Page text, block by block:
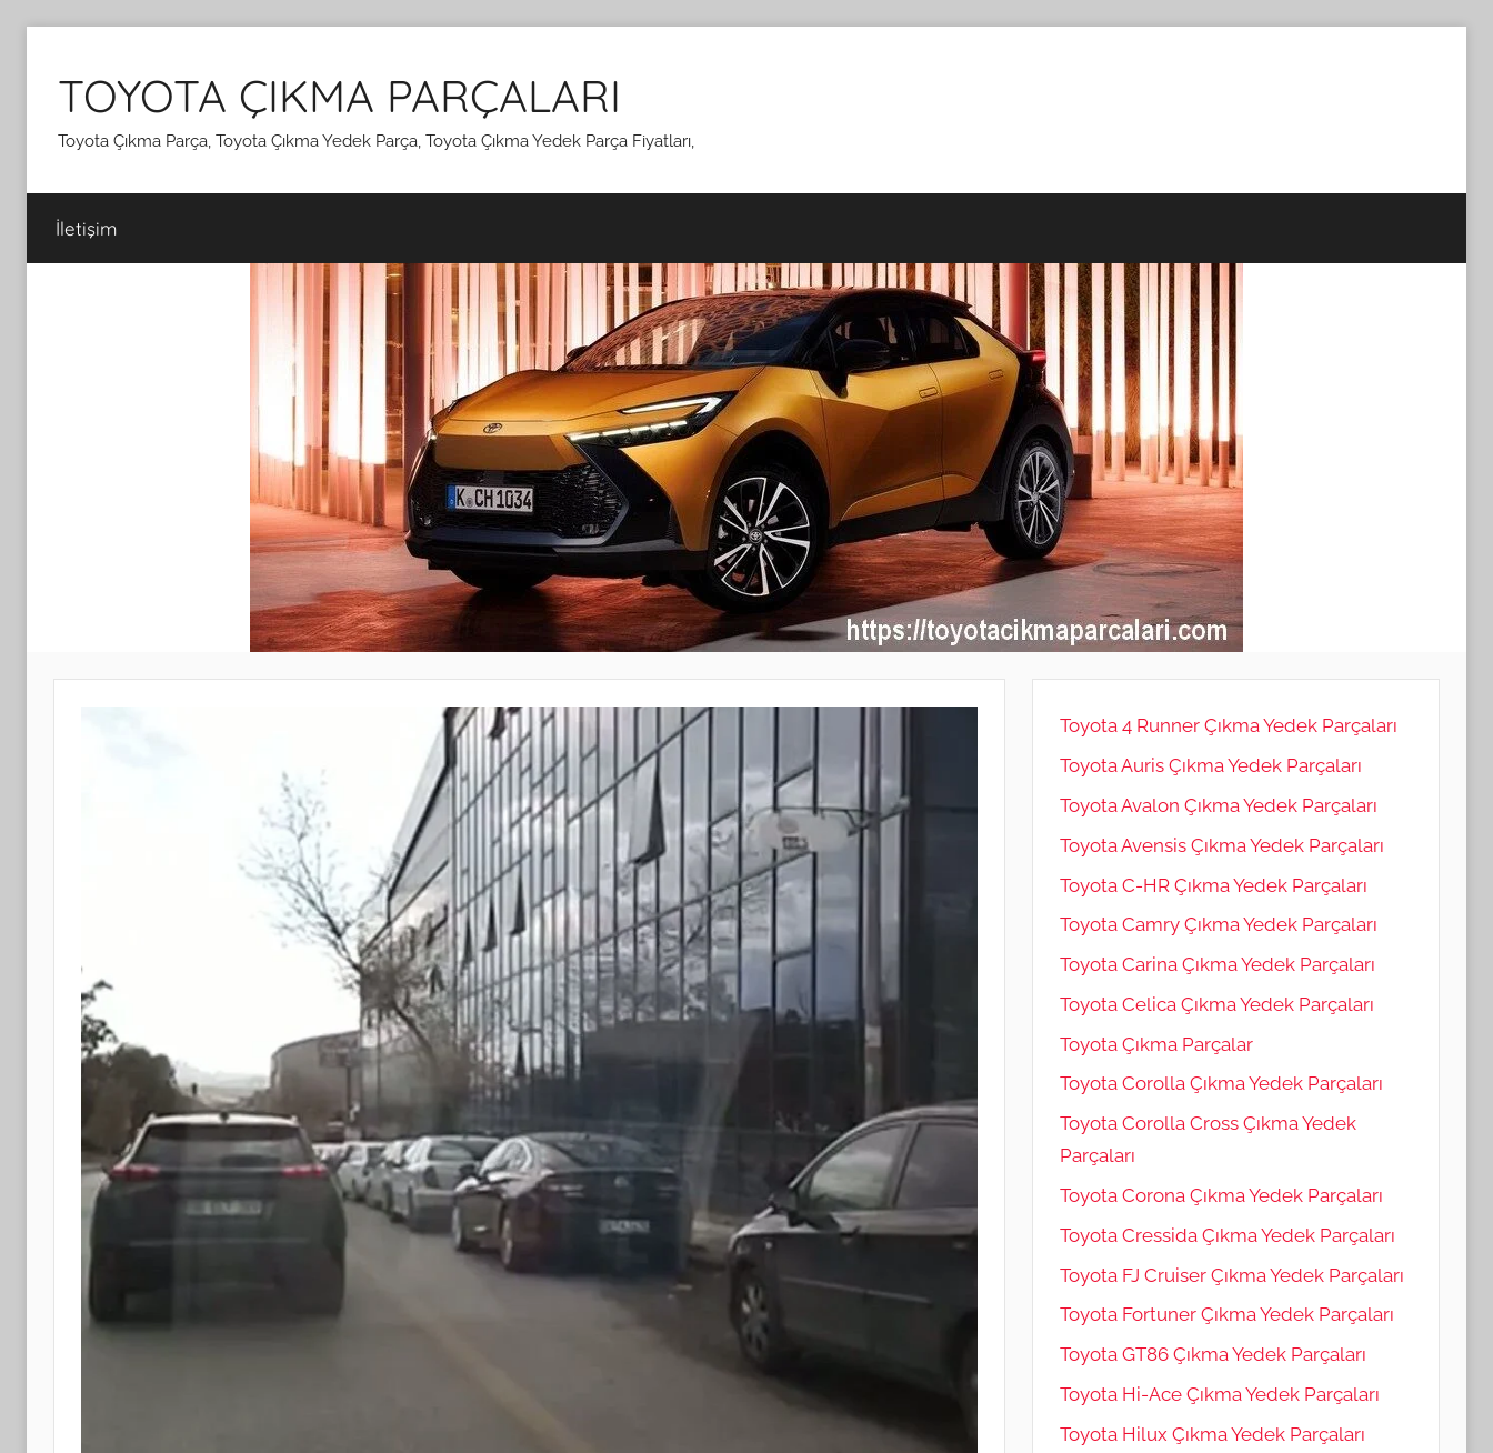
TOYOTA ÇIKMA PARÇALARI
Toyota Çıkma Parça, Toyota Çıkma Yedek Parça, Toyota Çıkma Yedek Parça Fiyatları,
İletişim
Toyota 4 Runner Çıkma Yedek Parçaları
Toyota Auris Çıkma Yedek Parçaları
Toyota Avalon Çıkma Yedek Parçaları
Toyota Avensis Çıkma Yedek Parçaları
Toyota C-HR Çıkma Yedek Parçaları
Toyota Camry Çıkma Yedek Parçaları
Toyota Carina Çıkma Yedek Parçaları
Toyota Celica Çıkma Yedek Parçaları
Toyota Çıkma Parçalar
Toyota Corolla Çıkma Yedek Parçaları
Toyota Corolla Cross Çıkma Yedek
Parçaları
Toyota Corona Çıkma Yedek Parçaları
Toyota Cressida Çıkma Yedek Parçaları
Toyota FJ Cruiser Çıkma Yedek Parçaları
Toyota Fortuner Çıkma Yedek Parçaları
Toyota GT86 Çıkma Yedek Parçaları
Toyota Hi-Ace Çıkma Yedek Parçaları
Toyota Hilux Çıkma Yedek Parçaları